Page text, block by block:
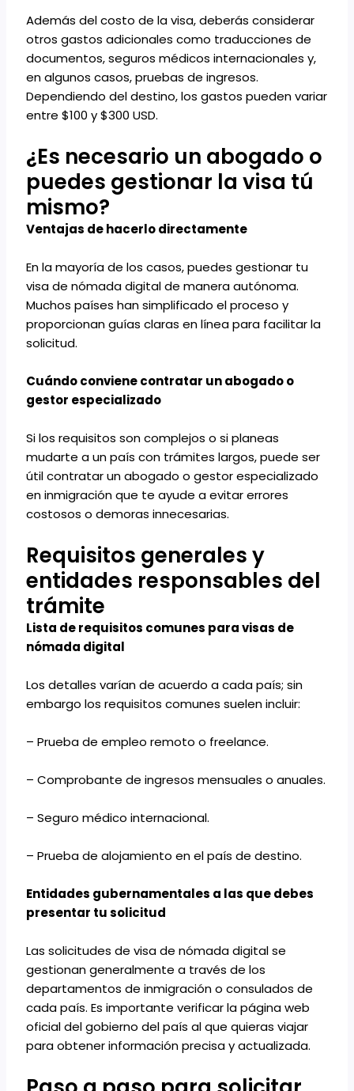
Además del costo de la visa, deberás considerar
otros gastos adicionales como traducciones de
documentos, seguros médicos internacionales y,
en algunos casos, pruebas de ingresos.
Dependiendo del destino, los gastos pueden variar
entre $100 y $300 USD.
¿Es necesario un abogado o
puedes gestionar la visa tú
mismo?
Ventajas de hacerlo directamente
En la mayoría de los casos, puedes gestionar tu
visa de nómada digital de manera autónoma.
Muchos países han simplificado el proceso y
proporcionan guías claras en línea para facilitar la
solicitud.
Cuándo conviene contratar un abogado o
gestor especializado
Si los requisitos son complejos o si planeas
mudarte a un país con trámites largos, puede ser
útil contratar un abogado o gestor especializado
en inmigración que te ayude a evitar errores
costosos o demoras innecesarias.
Requisitos generales y
entidades responsables del
trámite
Lista de requisitos comunes para visas de
nómada digital
Los detalles varían de acuerdo a cada país; sin
embargo los requisitos comunes suelen incluir:
– Prueba de empleo remoto o freelance.
– Comprobante de ingresos mensuales o anuales.
– Seguro médico internacional.
– Prueba de alojamiento en el país de destino.
Entidades gubernamentales a las que debes
presentar tu solicitud
Las solicitudes de visa de nómada digital se
gestionan generalmente a través de los
departamentos de inmigración o consulados de
cada país. Es importante verificar la página web
oficial del gobierno del país al que quieras viajar
para obtener información precisa y actualizada.